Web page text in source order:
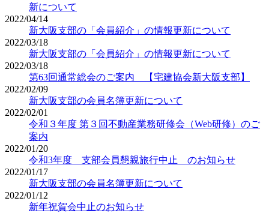
新について
2022/04/14
新大阪支部の「会員紹介」の情報更新について
2022/03/18
新大阪支部の「会員紹介」の情報更新について
2022/03/18
第63回通常総会のご案内 【宅建協会新大阪支部】
2022/02/09
新大阪支部の会員名簿更新について
2022/02/01
令和３年度 第３回不動産業務研修会（Web研修）のご
案内
2022/01/20
令和3年度 支部会員懇親旅行中止 のお知らせ
2022/01/17
新大阪支部の会員名簿更新について
2022/01/12
新年祝賀会中止のお知らせ